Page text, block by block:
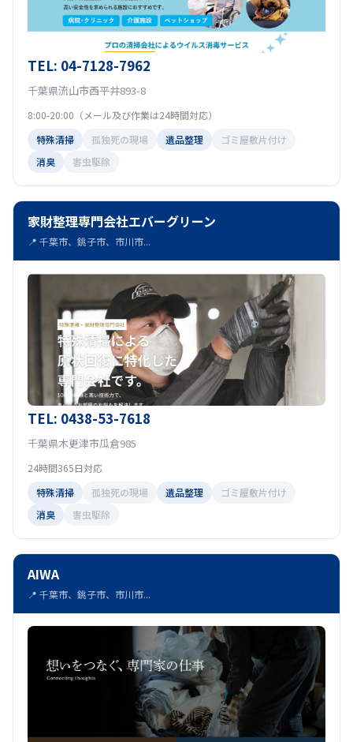
TEL: 04-7128-7962
千葉県流山市西平井893-8
8:00-20:00（メール及び作業は24時間対応）
特殊清掃
孤独死の現場 遺品整理
ゴミ屋敷片付け
消臭
害虫駆除
家財整理専門会社エバーグリーン
📍 千葉市、銚子市、市川市...
TEL: 0438-53-7618
千葉県木更津市瓜倉985
24時間365日対応
特殊清掃
孤独死の現場 遺品整理
ゴミ屋敷片付け
消臭
害虫駆除
AIWA
📍 千葉市、銚子市、市川市...